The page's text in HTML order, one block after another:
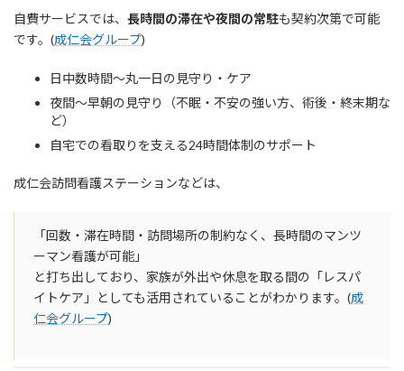
自費サービスでは、 長時間の滞在や夜間の常駐も契約次第で可能
です。(成仁会グループ)
日中数時間〜丸一日の見守り・ケア
夜間〜早朝の見守り（不眠・不安の強い方、術後・終末期な
ど）
自宅での看取りを支える24時間体制のサポート
成仁会訪問看護ステーションなどは、
「回数・滞在時間・訪問場所の制約なく、長時間のマンツ
ーマン看護が可能」
と打ち出しており、家族が外出や休息を取る間の「レスパ
イトケア」としても活用されていることがわかります。(成
仁会グループ)